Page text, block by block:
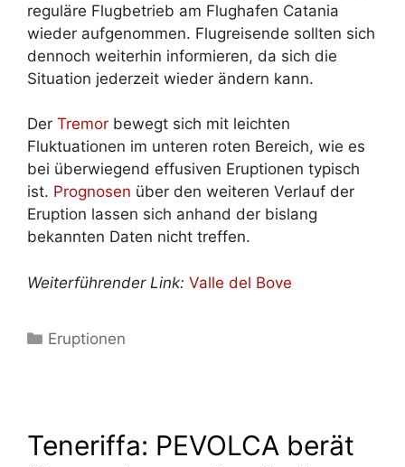
reguläre Flugbetrieb am Flughafen Catania
wieder aufgenommen. Flugreisende sollten sich
dennoch weiterhin informieren, da sich die
Situation jederzeit wieder ändern kann.
Der Tremor bewegt sich mit leichten
Fluktuationen im unteren roten Bereich, wie es
bei überwiegend effusiven Eruptionen typisch
ist. Prognosen über den weiteren Verlauf der
Eruption lassen sich anhand der bislang
bekannten Daten nicht treffen.
Weiterführender Link: Valle del Bove
Kategorien
Eruptionen
Teneriffa: PEVOLCA berät